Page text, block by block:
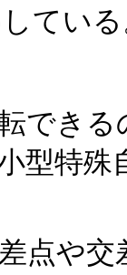
てい
でき
型特
点や